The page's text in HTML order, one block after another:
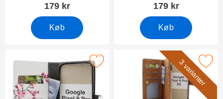
179 kr
Køb
179 kr
Køb
Google Pixel 9 / Pixel 9 Pro 5G Mobilcover Design som
3 varianter
Marker xL Google Pixel 9 / Pixel 9 Pro